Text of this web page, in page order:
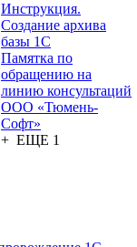
Инструкция.
Создание архива
базы 1С
Памятка по
обращению на
линию консультаций
ООО «Тюмень-
Софт»
+ ЕЩЕ 1